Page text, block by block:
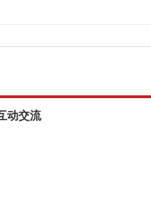
动交流